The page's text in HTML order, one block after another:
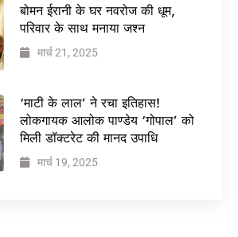
बोमन ईरानी के घर नवरोज की धूम,
परिवार के साथ मनाया जश्न
मार्च 21, 2025
‘माटी के लाल’ ने रचा इतिहास!
लोकगायक आलोक पाण्डेय ‘गोपाल’ को
मिली डॉक्टरेट की मानद उपाधि
मार्च 19, 2025